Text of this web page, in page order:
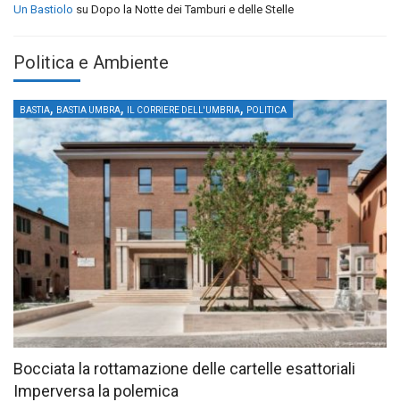
Un Bastiolo su Dopo la Notte dei Tamburi e delle Stelle
Politica e Ambiente
BASTIA, BASTIA UMBRA, IL CORRIERE DELL'UMBRIA, POLITICA
Bocciata la rottamazione delle cartelle esattoriali
Imperversa la polemica